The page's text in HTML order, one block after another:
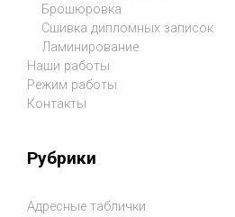
Брошюровка
Сшивка дипломных записок
Ламинирование
Наши работы
Режим работы
Контакты
Рубрики
Адресные таблички